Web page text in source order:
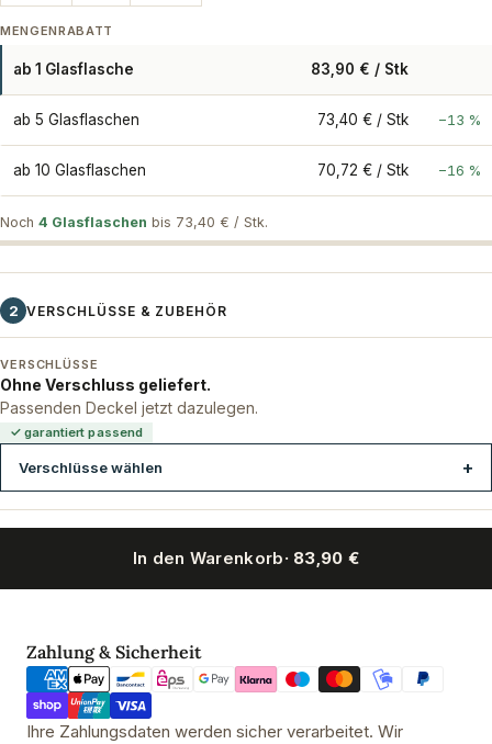
MENGENRABATT
ab 1 Glasflasche 83,90 € / Stk
ab 5 Glasflaschen 73,40 € / Stk −13 %
ab 10 Glasflaschen 70,72 € / Stk −16 %
Noch 4 Glasflaschen bis 73,40 € / Stk.
2 VERSCHLÜSSE & ZUBEHÖR
VERSCHLÜSSE
Ohne Verschluss geliefert.
Passenden Deckel jetzt dazulegen.
✓ garantiert passend
Verschlüsse wählen
In den Warenkorb· 83,90 €
Zahlung & Sicherheit
Zahlungsmethoden
Ihre Zahlungsdaten werden sicher verarbeitet. Wir